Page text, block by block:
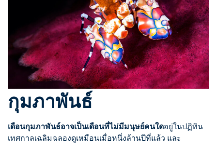
กุมภาพันธ์
เดือนกุมภาพันธ์อาจเป็นเดือนที่ไม่มีมนุษย์คนใดอยู่ในปฏิทิน
เทศกาลเฉลิมฉลองดูเหมือนเมื่อหนึ่งล้านปีที่แล้ว และ